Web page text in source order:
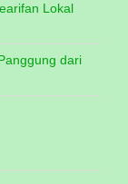
Lokal
dari